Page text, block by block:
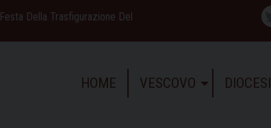
Festa Della Trasfigurazione Del
HOME VESCOVO DIOCESI